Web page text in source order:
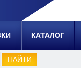
КАТАЛОГ